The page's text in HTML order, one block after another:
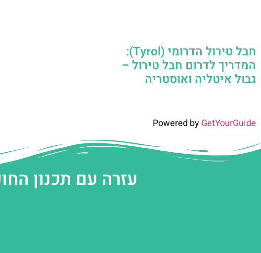
חבל טירול הדרומי (Tyrol):
המדריך לדרום חבל טירול –
גבול איטליה ואוסטריה
Powered byGetYourGuide
עזרה עם תכנון